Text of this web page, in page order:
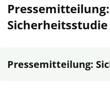
Pressemitteilung:
Sicherheitsstudie
Pressemitteilung: